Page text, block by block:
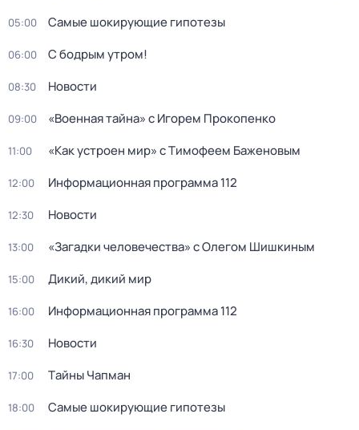
05:00 Самые шoкиpующие гипотезы
06:00 С бодрым утром!
08:30 Новости
09:00 «Военная тайна» с Игорем Прокопенко
11:00 «Как устроен мир» с Тимофеем Баженовым
12:00 Информационная программа 112
12:30 Новости
13:00 «Загадки человечества» с Олегом Шишкиным
15:00 Дикий, дикий мир
16:00 Информационная программа 112
16:30 Новости
17:00 Тaйны Чапман
18:00 Самые шoкиpующие гипотезы